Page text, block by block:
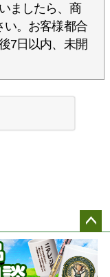
ましたら、商
い。お客様都合
7日以内、未開
ペー
ジト